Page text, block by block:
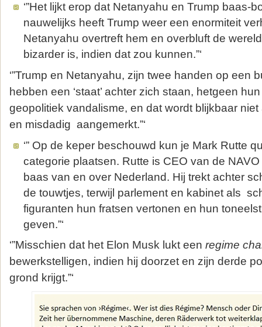
‘”Het lijkt erop dat Netanyahu en Trump baas-
nauwelijks heeft Trump weer een enormiteit
Netanyahu overtreft hem en overbluft de
bizarder is, indien dat zou kunnen.”‘
‘”Trump en Netanyahu, zijn twee handen op een
hebben een ‘staat’ achter zich staan, hetgeen
geopolitiek vandalisme, en dat wordt blijkbaar
en misdadig aangemerkt.”‘
‘” Op de keper beschouwd kun je Mark Rutte
categorie plaatsen. Rutte is CEO van de
baas van en over Nederland. Hij trekt achter
de touwtjes, terwijl parlement en kabinet als
figuranten hun fratsen vertonen en hun
geven.”‘
‘”Misschien dat het Elon Musk lukt een regime
bewerkstelligen, indien hij doorzet en zijn derde
grond krijgt.”‘